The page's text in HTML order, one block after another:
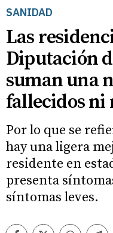
SANIDAD
Las
Diputación
suman una
fallecidos ni
Por lo que se
hay una ligera
residente en
presenta
síntomas leves.